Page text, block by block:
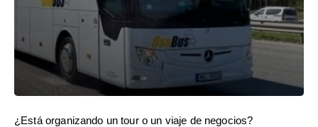
¿Está organizando un tour o un viaje de negocios?